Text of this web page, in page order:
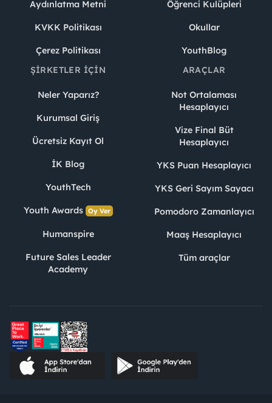
Aydınlatma Metni
KVKK Politikası
Çerez Politikası
Öğrenci Kulüpleri
Okullar
YouthBlog
ŞIRKETLER İÇIN
Neler Yaparız?
Kurumsal Giriş
Ücretsiz Kayıt Ol
İK Blog
YouthTech
Youth Awards Oy Ver
Humanspire
Future Sales Leader
Academy
ARAÇLAR
Not Ortalaması
Hesaplayıcı
Vize Final Büt
Hesaplayıcı
YKS Puan Hesaplayıcı
YKS Geri Sayım Sayacı
Pomodoro Zamanlayıcı
Maaş Hesaplayıcı
Tüm araçlar